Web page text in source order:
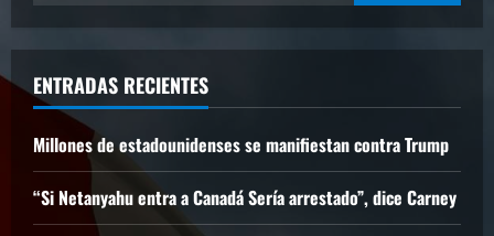
ENTRADAS RECIENTES
Millones de estadounidenses se manifiestan contra Trump
“Si Netanyahu entra a Canadá Sería arrestado”, dice Carney